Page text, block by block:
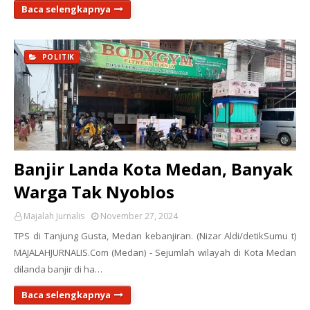
Baca selengkapnya
POLITIK
Banjir Landa Kota Medan, Banyak
Warga Tak Nyoblos
Majalah Jurnalis November 27, 2024
TPS di Tanjung Gusta, Medan kebanjiran. (Nizar Aldi/detikSumu t)
MAJALAHJURNALIS.Com (Medan) - Sejumlah wilayah di Kota Medan
dilanda banjir di ha…
Baca selengkapnya